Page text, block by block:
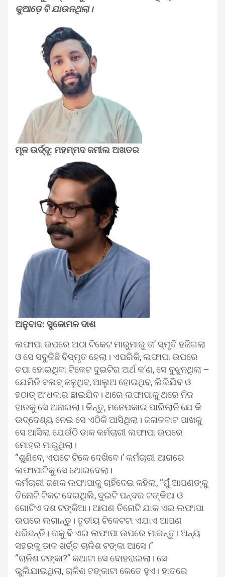
କୁଆଡ଼େ ବି ଯାଉନଥିଲା।
ମୂଳ ଉର୍ଦ୍ଦୂ: ମହମ୍ମଦ ଜମୀଲ ଅଖତର
ଅନୁବାଦ: ସୁକୋମଳ ଦାଶ
ଲଫାପା ଉପରେ ଅଠା ଟିକେଟ ମାରୁମାରୁ ତା’ ସ୍ମୃତି ହଜିଗଲା
ଓ ସେ ସବୁକିଛି ବିସ୍ମୃତ ହେଲା। ଏପରିକି, ଲଫାପା ଉପରେ
ଚପା ହୋଇଥିବା ଟିକେଟ ଦୁଇଟିର ଅର୍ଥ କ’ଣ, ସେ ବୁଝୁନଥିଲା –
ଯେମିତି ବଲବ୍ ଜଳୁଥିବ, ଆଲୁଅ ହୋଇଥିବ, ଲିଭିଯିବ ଓ
ହଠାତ୍ ଅଂଧକାର ଛାଇଯିବ। ଥରେ ଲଫାପାକୁ ଥରେ ନିଜ
ହାତକୁ ସେ ଅନାଇଲା। କିନ୍ତୁ, ମନେପକାଇ ପାରିଲାନି ଯେ କି
ଉଦ୍ଦେଶ୍ୟ ନେଇ ସେ ଏଠିକି ଆସିଥିଲା। ଜଳାକବାଟ ପାଖକୁ
ସେ ଆସିଲା ଯେଉଁଠି ଡାକ କର୍ମଚାରୀ ଲଫାପା ଉପରେ
ମୋହର ମାରୁଥିଲା।
“ଶୁଣିବେ, ଏପଟେ ଟିକେ ଦେଖିବେ।’ କର୍ମଚାରୀ ଆଗରେ
ଲଫାପାଟିକୁ ସେ ଥୋଇଦେଲା।
କର୍ମଚାରୀ ଜଣକ ଲଫାପାକୁ ଚାହିଁଦେଇ କହିଲା, “ମୁଁ ଆପଣଙ୍କୁ
ତିନୋଟି ଟିକଟ ଦେଇଥିଲି, ଦୁଇଟି ପନ୍ଦର ଟଙ୍କିଆ ଓ
ଗୋଟିଏ ଦଶ ଟଙ୍କିଆ। ଆପଣ ତିନୋଟି ଯାକ ଏଇ ଲଫାପା
ଉପରେ ଲଗାନ୍ତୁ। ତୃତୀୟ ଟିକେଟଟା ଏଯାଏ ଆପଣ
ଧରିଛନ୍ତି। ତାକୁ ବି ଏଇ ଲଫାପା ଉପରେ ମାରନ୍ତୁ। ଅନ୍ୟ
ସହରକୁ ଡାକ ଖର୍ଚ୍ଚ ଚାଳିଶ ଟଙ୍କା ଆସେ।”
“ଚାଳିଶ ଟଙ୍କା?” କଥାଟା ସେ ଦୋହରାଇଲା। ସେ
ଭୁଲିଯାଇଥିଲା, ଚାଳିଶ ଟଙ୍କାଟା କେତେ ହୁଏ। ହାତରେ